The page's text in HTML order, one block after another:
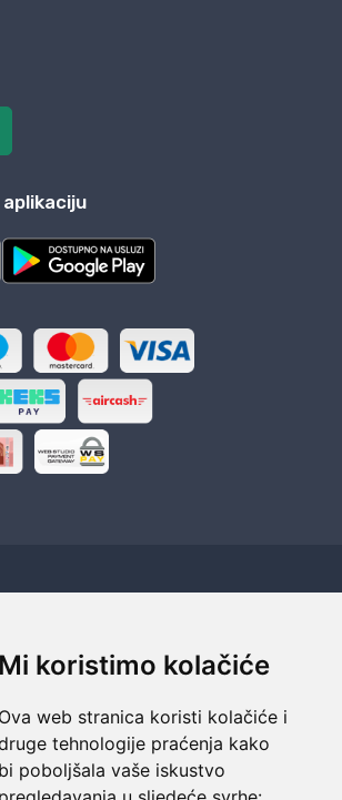
Mi koristimo kolačiće
Ova web stranica koristi kolačiće i
tehnologije praćenja kako
bi poboljšala vaše iskustvo
dostava
dana kod vas
u povrat novaca
pravilo: Roba za novac
podrška
na raspolaganju